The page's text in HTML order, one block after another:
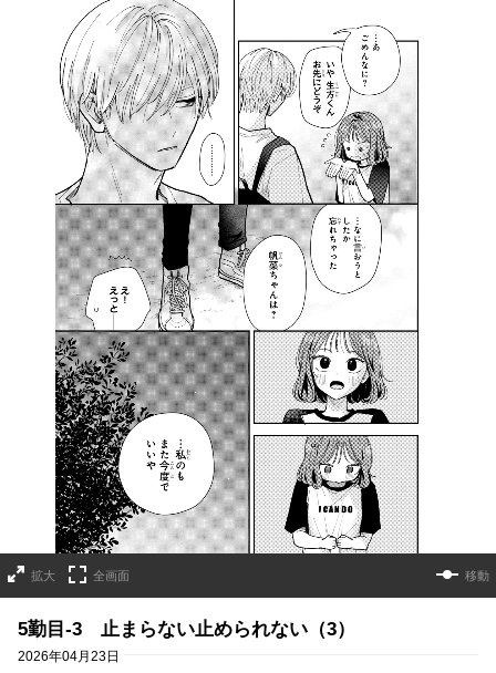
拡大 全画面 移動
5勤目-3 止まらない止められない（3）
2026年04月23日